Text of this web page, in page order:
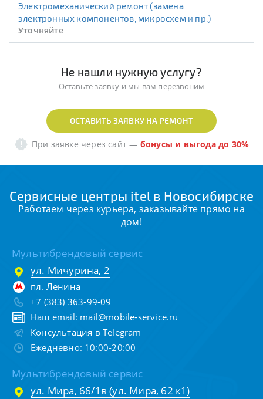
Электромеханический ремонт (замена
электронных компонентов, микросхем и пр.)
Уточняйте
Не нашли нужную услугу?
Оставьте заявку и мы вам перезвоним
ОСТАВИТЬ ЗАЯВКУ НА РЕМОНТ
При заявке через сайт — бонусы и выгода до 30%
Сервисные центры itel в Новосибирске
Работаем через курьера, заказывайте прямо на
дом!
Мультибрендовый сервис
ул. Мичурина, 2
пл. Ленина
+7 (383) 363-99-09
Наш email: mail@mobile-service.ru
Консультация в Telegram
Ежедневно: 10:00-20:00
Мультибрендовый сервис
ул. Мира, 66/1в (ул. Мира, 62 к1)